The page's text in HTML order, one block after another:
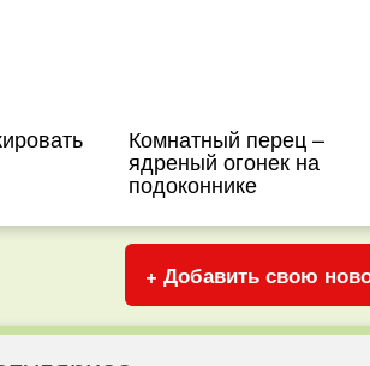
Комнатный перец –
ядреный огонек на
подоконнике
+ Добавить свою